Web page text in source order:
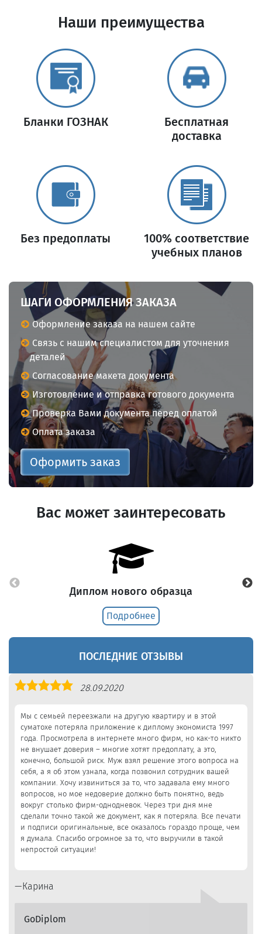
Наши преимущества
Бланки ГОЗНАК
Бесплатная
доставка
Без предоплаты
100% соответствие
учебных планов
ШАГИ ОФОРМЛЕНИЯ ЗАКАЗА
Оформление заказа на нашем сайте
Связь с нашим специалистом для уточнения
деталей
Согласование макета документа
Изготовление и отправка готового документа
Проверка Вами документа перед оплатой
Оплата заказа
Оформить заказ
Вас может заинтересовать
Диплом нового образца
Подробнее
ПОСЛЕДНИЕ ОТЗЫВЫ
Оценка
28.09.2020
Мы с семьей переезжали на другую квартиру и в этой
суматохе потеряла приложение к диплому экономиста 1997
года. Просмотрела в интернете много фирм, но как-то никто
не внушает доверия – многие хотят предоплату, а это,
конечно, большой риск. Муж взял решение этого вопроса на
себя, а я об этом узнала, когда позвонил сотрудник вашей
компании. Хочу извиниться за то, что задавала ему много
вопросов, но мое недоверие должно быть понятно, ведь
вокруг столько фирм-однодневок. Через три дня мне
сделали точно такой же документ, как я потеряла. Все печати
и подписи оригинальные, все оказалось гораздо проще, чем
я думала. Спасибо огромное за то, что выручили в такой
непростой ситуации!
Карина
GoDiplom